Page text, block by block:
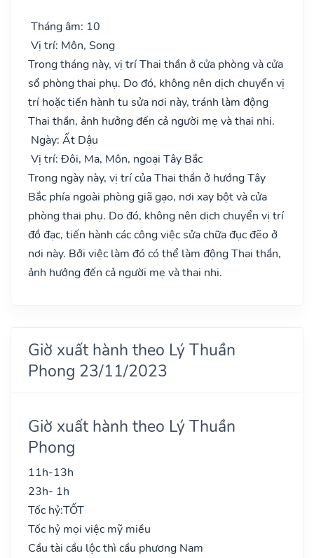
Tháng âm: 10
Vị trí: Môn, Song
Trong tháng này, vị trí Thai thần ở cửa phòng và cửa
sổ phòng thai phụ. Do đó, không nên dịch chuyển vị
trí hoặc tiến hành tu sửa nơi này, tránh làm động
Thai thần, ảnh hưởng đến cả người mẹ và thai nhi.
Ngày: Ất Dậu
Vị trí: Đôi, Ma, Môn, ngoại Tây Bắc
Trong ngày này, vị trí của Thai thần ở hướng Tây
Bắc phía ngoài phòng giã gạo, nơi xay bột và cửa
phòng thai phụ. Do đó, không nên dịch chuyển vị trí
đồ đạc, tiến hành các công việc sửa chữa đục đẽo ở
nơi này. Bởi việc làm đó có thể làm động Thai thần,
ảnh hưởng đến cả người mẹ và thai nhi.
Giờ xuất hành theo Lý Thuần
Phong 23/11/2023
Giờ xuất hành theo Lý Thuần
Phong
11h-13h
23h- 1h
Tốc hỷ:TỐT
Tốc hỷ mọi việc mỹ miều
Cầu tài cầu lộc thì cầu phương Nam